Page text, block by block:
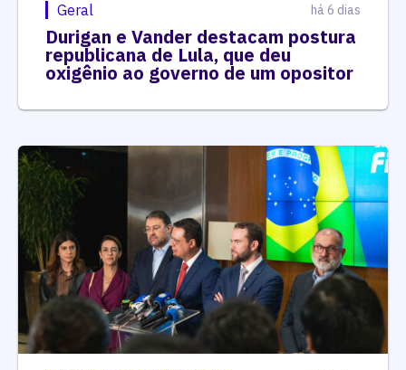
Geral há 6 dias
Durigan e Vander destacam postura
republicana de Lula, que deu
oxigênio ao governo de um opositor